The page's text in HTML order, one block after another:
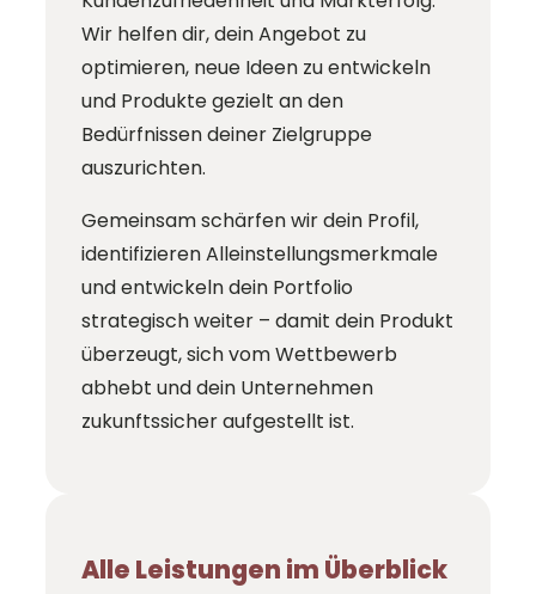
Wir helfen dir, dein Angebot zu
optimieren, neue Ideen zu entwickeln
und Produkte gezielt an den
Bedürfnissen deiner Zielgruppe
auszurichten.
Gemeinsam schärfen wir dein Profil,
identifizieren Alleinstellungsmerkmale
und entwickeln dein Portfolio
strategisch weiter – damit dein Produkt
überzeugt, sich vom Wettbewerb
abhebt und dein Unternehmen
zukunftssicher aufgestellt ist.
Alle Leistungen im Überblick